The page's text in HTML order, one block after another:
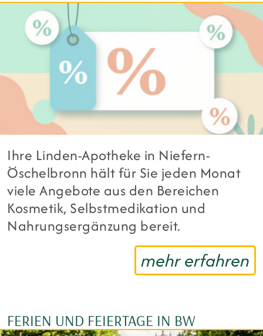
Ihre Linden-Apotheke in Niefern-
Öschelbronn hält für Sie jeden Monat
viele Angebote aus den Bereichen
Kosmetik, Selbstmedikation und
Nahrungsergänzung bereit.
mehr erfahren
FERIEN UND FEIERTAGE IN BW